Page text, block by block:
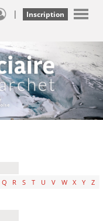
| Inscription
Q R S T U V W X Y Z